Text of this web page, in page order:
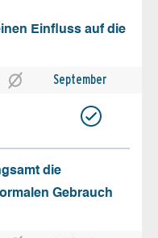
Einfluss auf die
September
die
Gebrauch